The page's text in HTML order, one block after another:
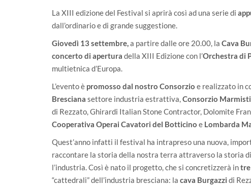
La XIII edizione del Festival si aprirà così ad una serie di
dall’ordinario e di grande suggestione.
Giovedì 13 settembre,a partire dalle ore 20.00, la Cava
concerto di apertura della XIII Edizione con l’Orchestra di
multietnica d’Europa.
L’evento è promosso dal nostro Consorzio e realizzato in
Bresciana settore industria estrattiva,Consorzio
di Rezzato, Ghirardi Italian Stone Contractor, Dolomite
Cooperativa Operai Cavatori del Botticino e Lombarda
Quest’anno infatti il festival ha intrapreso una nuova,
raccontare la storia della nostra terra attraverso la storia
l’industria. Così è nato il progetto, che si concretizzerà intre
“cattedrali” dell’industria bresciana: la cava Burgazzi di